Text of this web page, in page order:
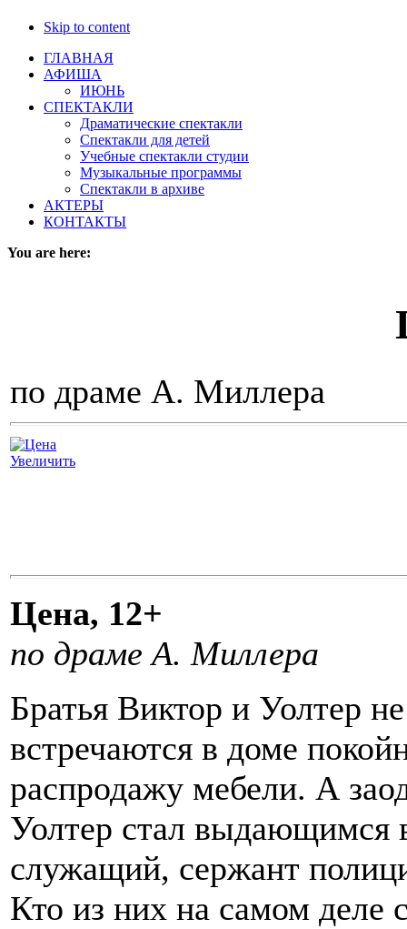
Skip to content
ГЛАВНАЯ
АФИША
ИЮНЬ
СПЕКТАКЛИ
Драматические спектакли
Спектакли для детей
Учебные спектакли студии
Музыкальные программы
Спектакли в архиве
АКТЕРЫ
КОНТАКТЫ
You are here:
по драме А. Миллера
Увеличить
Цена, 12+
по драме А. Миллера
Братья Виктор и Уолтер
встречаются в доме
распродажу мебели. А
Уолтер стал выдающимся
служащий, сержант
Кто из них на самом деле